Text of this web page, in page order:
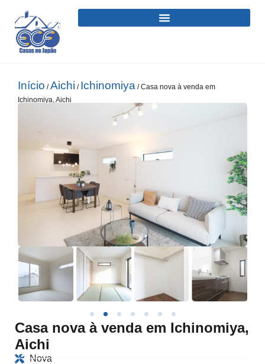
Início /Aichi / Ichinomiya / Casa nova à venda em
Ichinomiya, Aichi
Casa nova à venda em Ichinomiya,
Aichi
Nova